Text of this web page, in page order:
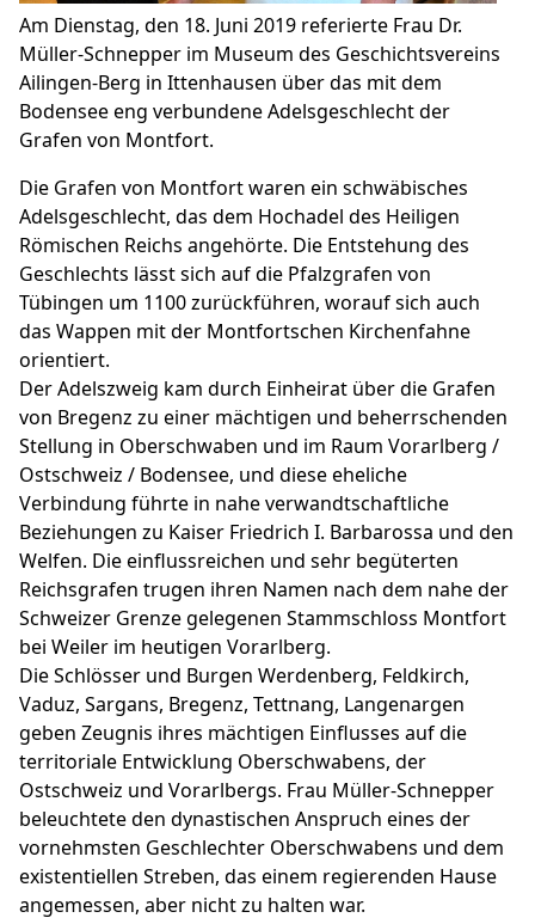
Am Dienstag, den 18. Juni 2019 referierte Frau Dr.
Müller-Schnepper im Museum des Geschichtsvereins
Ailingen-Berg in Ittenhausen über das mit dem
Bodensee eng verbundene Adelsgeschlecht der
Grafen von Montfort.
Die Grafen von Montfort waren ein schwäbisches
Adelsgeschlecht, das dem Hochadel des Heiligen
Römischen Reichs angehörte. Die Entstehung des
Geschlechts lässt sich auf die Pfalzgrafen von
Tübingen um 1100 zurückführen, worauf sich auch
das Wappen mit der Montfortschen Kirchenfahne
orientiert.
Der Adelszweig kam durch Einheirat über die Grafen
von Bregenz zu einer mächtigen und beherrschenden
Stellung in Oberschwaben und im Raum Vorarlberg /
Ostschweiz / Bodensee, und diese eheliche
Verbindung führte in nahe verwandtschaftliche
Beziehungen zu Kaiser Friedrich I. Barbarossa und den
Welfen. Die einflussreichen und sehr begüterten
Reichsgrafen trugen ihren Namen nach dem nahe der
Schweizer Grenze gelegenen Stammschloss Montfort
bei Weiler im heutigen Vorarlberg.
Die Schlösser und Burgen Werdenberg, Feldkirch,
Vaduz, Sargans, Bregenz, Tettnang, Langenargen
geben Zeugnis ihres mächtigen Einflusses auf die
territoriale Entwicklung Oberschwabens, der
Ostschweiz und Vorarlbergs. Frau Müller-Schnepper
beleuchtete den dynastischen Anspruch eines der
vornehmsten Geschlechter Oberschwabens und dem
existentiellen Streben, das einem regierenden Hause
angemessen, aber nicht zu halten war.